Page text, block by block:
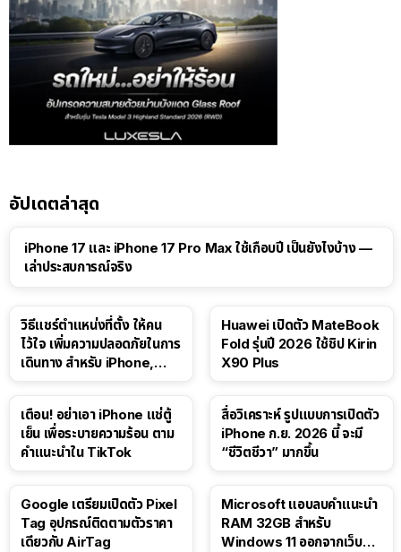
อัปเดตล่าสุด
iPhone 17 และ iPhone 17 Pro Max ใช้เกือบปี เป็นยังไงบ้าง —
เล่าประสบการณ์จริง
วิธีแชร์ตำแหน่งที่ตั้ง ให้คน
ไว้ใจ เพิ่มความปลอดภัยในการ
เดินทาง สำหรับ iPhone,
Huawei เปิดตัว MateBook
Fold รุ่นปี 2026 ใช้ชิป Kirin
X90 Plus
เตือน! อย่าเอา iPhone แช่ตู้
เย็น เพื่อระบายความร้อน ตาม
คำแนะนำใน TikTok
สื่อวิเคราะห์ รูปแบบการเปิดตัว
iPhone ก.ย. 2026 นี้ จะมี
“ชีวิตชีวา” มากขึ้น
Google เตรียมเปิดตัว Pixel
Tag อุปกรณ์ติดตามตัวราคา
เดียวกับ AirTag
Microsoft แอบลบคำแนะนำ
RAM 32GB สำหรับ
Windows 11 ออกจากเว็บตัว